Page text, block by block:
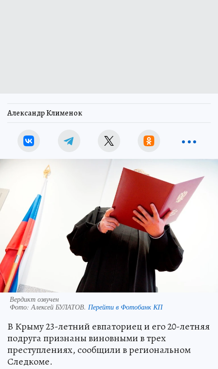
Александр Клименок
Вердикт озвучен
Фото: Алексей БУЛАТОВ. Перейти в Фотобанк КП
В Крыму 23-летний евпаториец и его 20-летняя
подруга признаны виновными в трех
преступлениях, сообщили в региональном
Следкоме.